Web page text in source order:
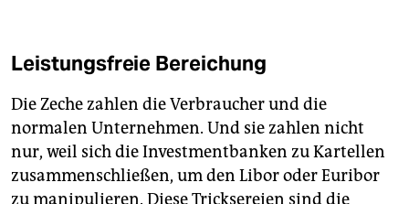
Leistungsfreie Bereichung
Die Zeche zahlen die Verbraucher und die
normalen Unternehmen. Und sie zahlen nicht
nur, weil sich die Investmentbanken zu Kartellen
zusammenschließen, um den Libor oder Euribor
zu manipulieren. Diese Tricksereien sind die